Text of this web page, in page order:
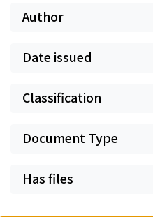
Author
Date issued
Classification
Document Type
Has files